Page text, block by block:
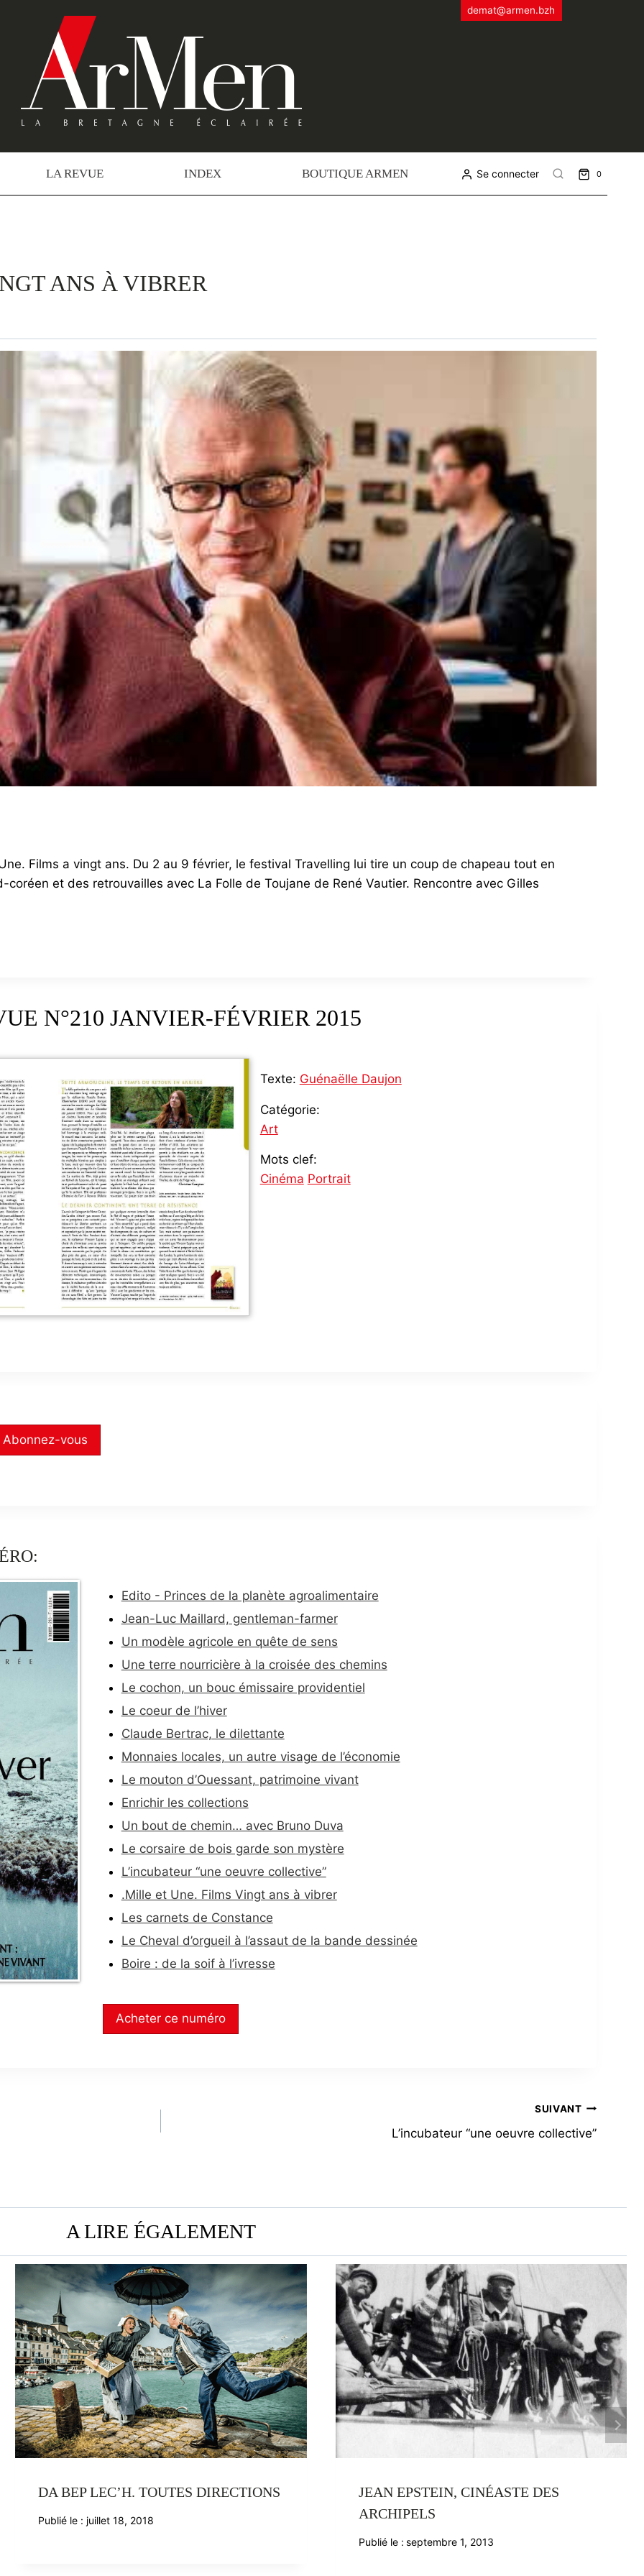
demat@armen.bzh
LA REVUE INDEX BOUTIQUE ARMEN Se connecter 0
ANS À VIBRER
Films a vingt ans. Du 2 au 9 février, le festival Travelling lui tire un coup de chapeau tout en
et des retrouvailles avec La Folle de Toujane de René Vautier. Rencontre avec Gilles
N°210 JANVIER-FÉVRIER 2015
Texte: Guénaëlle Daujon
Catégorie:
Art
Mots clef:
Cinéma Portrait
Abonnez-vous
Edito - Princes de la planète agroalimentaire
Jean-Luc Maillard, gentleman-farmer
Un modèle agricole en quête de sens
Une terre nourricière à la croisée des chemins
Le cochon, un bouc émissaire providentiel
Le coeur de l’hiver
Claude Bertrac, le dilettante
Monnaies locales, un autre visage de l’économie
Le mouton d’Ouessant, patrimoine vivant
Enrichir les collections
Un bout de chemin… avec Bruno Duva
Le corsaire de bois garde son mystère
L’incubateur “une oeuvre collective”
.Mille et Une. Films Vingt ans à vibrer
Les carnets de Constance
Le Cheval d’orgueil à l’assaut de la bande dessinée
Boire : de la soif à l’ivresse
Acheter ce numéro
SUIVANT
L’incubateur “une oeuvre collective”
A LIRE ÉGALEMENT
DA BEP LEC’H. TOUTES DIRECTIONS
Publié le : juillet 18, 2018
JEAN EPSTEIN, CINÉASTE DES
ARCHIPELS
Publié le : septembre 1, 2013